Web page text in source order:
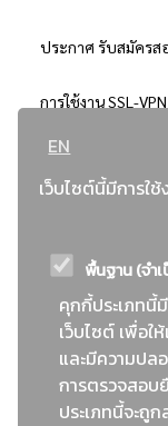
EN
เว็บไซต์นี้มีการใ
พื้นฐาน (จำ
คุกกี้ประเภทนี้
เว็บไซต์ เพื่อใ
และมีความปล
การตรวจสอ
ประเภทนี้จะถู
ประกาศ รับสมัครส
การใช้งาน SSL-
..ยอดนิยม..
: วิธีเฉพาะเจาะจง
ข่าวสาร/ประกาศ
: เอกสารส่งเสริมความ
ข่าวสารจัดซื้อจัดจ้าง
: แผนการจัดซื้อจัดจ้าง